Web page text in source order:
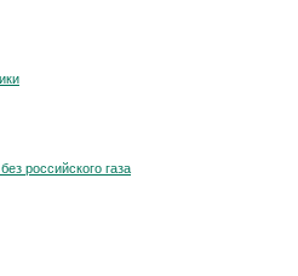
российского газа